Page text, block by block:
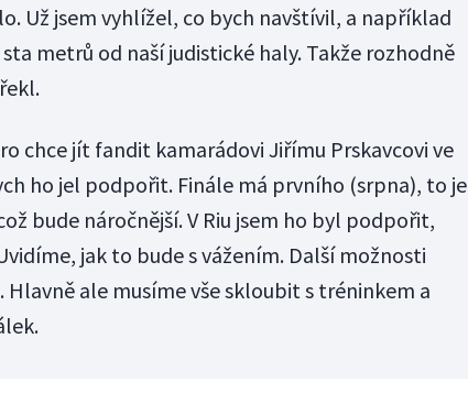
Už jsem vyhlížel, co bych navštívil, a například
metrů od naší judistické haly. Takže rozhodně
chce jít fandit kamarádovi Jiřímu Prskavcovi ve
ho jel podpořit. Finále má prvního (srpna), to je
bude náročnější. V Riu jsem ho byl podpořit,
jak to bude s vážením. Další možnosti
Hlavně ale musíme vše skloubit s tréninkem a